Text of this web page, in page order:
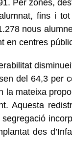
Per zones,
fins i
nous
en centres
del 64,3 per
la mateixa
Aquesta
des